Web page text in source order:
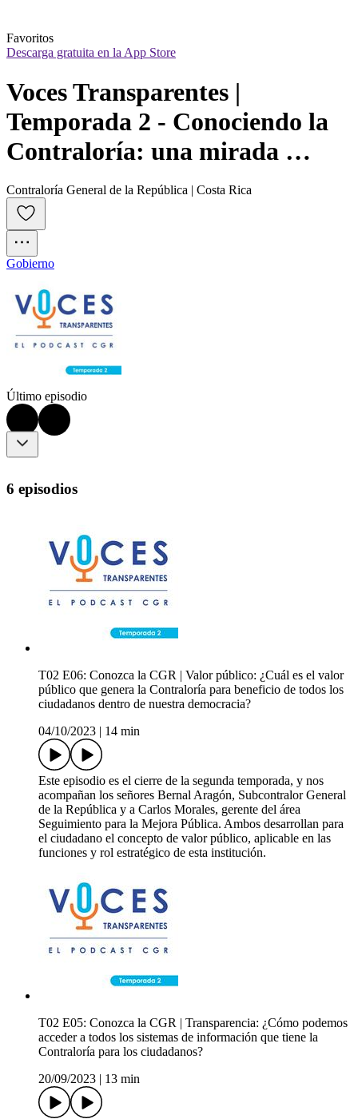
Favoritos
Descarga gratuita en la App Store
Voces Transparentes |
Temporada 2 - Conociendo la
Contraloría: una mirada
ciudadana
Contraloría General de la República | Costa Rica
Gobierno
Último episodio
6 episodios
T02 E06: Conozca la CGR | Valor público: ¿Cuál es el valor
público que genera la Contraloría para beneficio de todos los
ciudadanos dentro de nuestra democracia?
04/10/2023
14 min
Este episodio es el cierre de la segunda temporada, y nos
acompañan los señores Bernal Aragón, Subcontralor General
de la República y a Carlos Morales, gerente del área
Seguimiento para la Mejora Pública. Ambos desarrollan para
el ciudadano el concepto de valor público, aplicable en las
funciones y rol estratégico de esta institución.
T02 E05: Conozca la CGR | Transparencia: ¿Cómo podemos
acceder a todos los sistemas de información que tiene la
Contraloría para los ciudadanos?
20/09/2023
13 min